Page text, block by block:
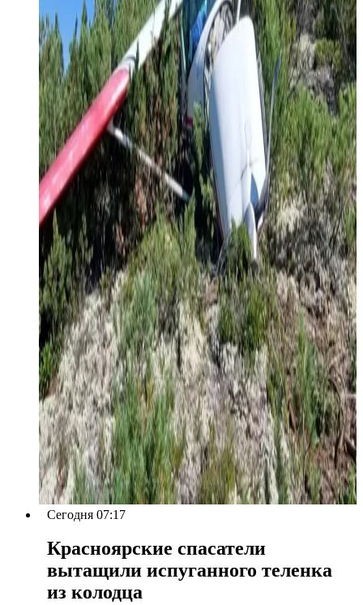
Сегодня 07:17
Красноярские спасатели
вытащили испуганного теленка
из колодца